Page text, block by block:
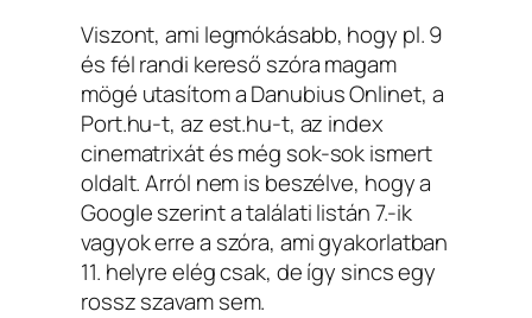
Viszont, ami legmókásabb, hogy pl. 9
és fél randi kereső szóra magam
mögé utasítom a Danubius Onlinet, a
Port.hu-t, az est.hu-t, az index
cinematrixát és még sok-sok ismert
oldalt. Arról nem is beszélve, hogy a
Google szerint a találati listán 7.-ik
vagyok erre a szóra, ami gyakorlatban
11. helyre elég csak, de így sincs egy
rossz szavam sem.